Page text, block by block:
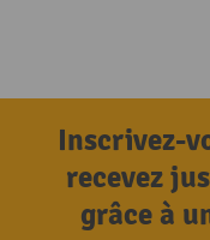
Inscrivez-
recevez
grâce à